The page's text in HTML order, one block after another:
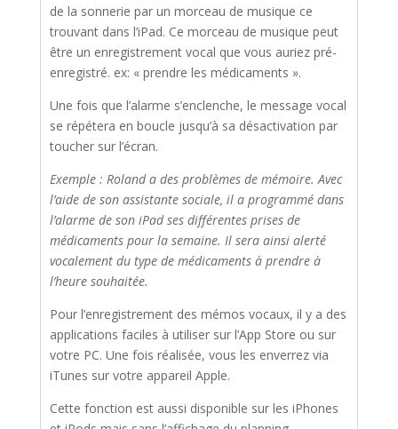
de la sonnerie par un morceau de musique ce
trouvant dans l’iPad. Ce morceau de musique peut
être un enregistrement vocal que vous auriez pré-
enregistré. ex: « prendre les médicaments ».
Une fois que l’alarme s’enclenche, le message vocal
se répétera en boucle jusqu’à sa désactivation par
toucher sur l’écran.
Exemple : Roland a des problèmes de mémoire. Avec
l’aide de son assistante sociale, il a programmé dans
l’alarme de son iPad ses différentes prises de
médicaments pour la semaine. Il sera ainsi alerté
vocalement du type de médicaments à prendre à
l’heure souhaitée.
Pour l’enregistrement des mémos vocaux, il y a des
applications faciles à utiliser sur l’App Store ou sur
votre PC. Une fois réalisée, vous les enverrez via
iTunes sur votre appareil Apple.
Cette fonction est aussi disponible sur les iPhones